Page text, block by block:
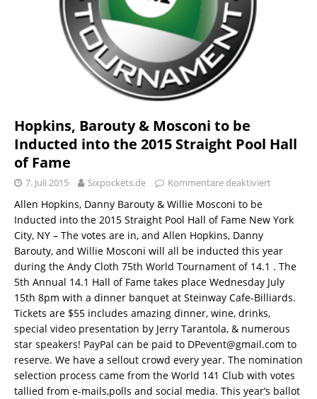
Hopkins, Barouty & Mosconi to be
Inducted into the 2015 Straight Pool Hall
of Fame
7. Juli 2015 Sixpockets.de Kommentare deaktiviert
Allen Hopkins, Danny Barouty & Willie Mosconi to be
Inducted into the 2015 Straight Pool Hall of Fame New York
City, NY – The votes are in, and Allen Hopkins, Danny
Barouty, and Willie Mosconi will all be inducted this year
during the Andy Cloth 75th World Tournament of 14.1 . The
5th Annual 14.1 Hall of Fame takes place Wednesday July
15th 8pm with a dinner banquet at Steinway Cafe-Billiards.
Tickets are $55 includes amazing dinner, wine, drinks,
special video presentation by Jerry Tarantola, & numerous
star speakers! PayPal can be paid to DPevent@gmail.com to
reserve. We have a sellout crowd every year. The nomination
selection process came from the World 141 Club with votes
tallied from e-mails,polls and social media. This year’s ballot